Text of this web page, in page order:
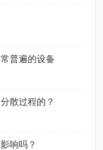
普遍的设备
散过程的？
响吗？